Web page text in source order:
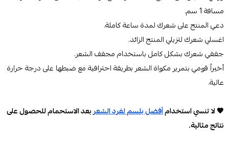
مسافة 1 سم.
دعي المنتج على شعرك لمدة ساعة كاملة.
اغسلي شعرك لتزيلي المنتج الزائد.
جففي شعرك بشكل كامل باستخدام مجفف الشعر.
أخيراً قومي بتمرير مكواة الشعر بطريقة احترافية مع ضبطها على درجة حرارة
عالية.
🧡 لا تنسي استخدامأفضل بلسم لفرد الشعربعد الاستحمام للحصول على
نتائج مثالية.